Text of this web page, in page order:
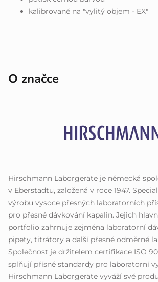
kalibrované na "vylitý objem - EX"
O značce
Hirschmann Laborgeräte je německá
v Eberstadtu, založená v roce 1947.
výrobu vysoce přesných laboratorních
pro přesné dávkování kapalin. Jejich
portfolio zahrnuje zejména laboratorní
pipety, titrátory a další přesné odměrné
Společnost je držitelem certifikace ISO
splňují přísné standardy pro laboratorní
Hirschmann Laborgeräte vyváží své